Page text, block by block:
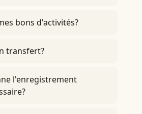
bons d'activités?
transfert?
l'enregistrement